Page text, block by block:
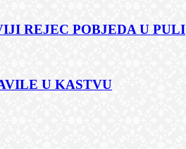
REJEC POBJEDA U PULI
U KASTVU